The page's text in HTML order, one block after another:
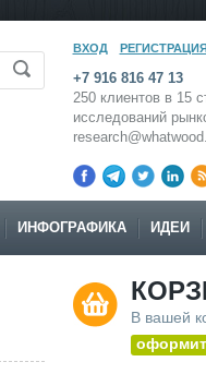
ВХОД
+7 916 816 47 13
250 клиентов в 15
исследований
ИНФОГРАФИКА ИДЕИ
В вашей